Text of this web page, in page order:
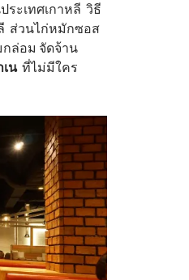
ะเทศเกาหลี วิธี
ส่วนไก่หมักซอส
ล่อม จัดจ้าน
เนที่ไม่มีใคร